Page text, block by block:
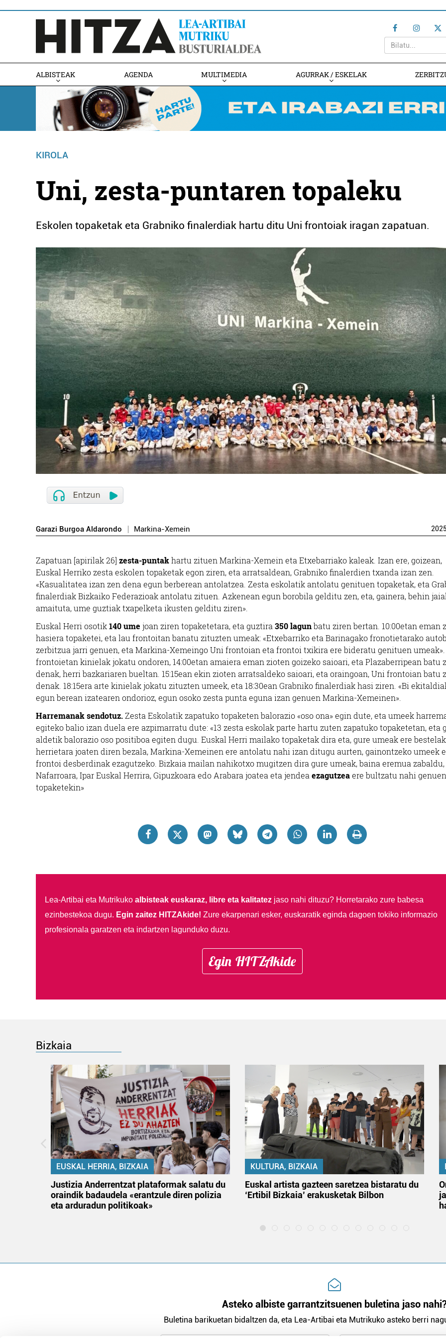
ALBISTEAK AGENDA MULTIMEDIA AGURRAK / ESKELAK
KIROLA
Uni, zesta-puntaren topaleku
Eskolen topaketak eta Grabniko finalerdiak hartu ditu Uni frontoiak iragan zapatuan.
Garazi Burgoa Aldarondo Markina-Xemein 2025
Zapatuan [apirilak 26] zesta-puntakhartu zituen Markina-Xemein eta Etxebarriako kaleak. Izan ere, goizean,
Euskal Herriko zesta eskolen topaketak egon ziren, eta arratsaldean, Grabniko finalerdien txanda izan zen.
«Kasualitatea izan zen dena egun berberean antolatzea. Zesta eskolatik antolatu genituen topaketak, eta
finalerdiak Bizkaiko Federazioak antolatu zituen. Azkenean egun borobila gelditu zen, eta, gainera, behin
amaituta, ume guztiak txapelketa ikusten gelditu ziren».
Euskal Herri osotik140 ume joan ziren topaketetara, eta guztira350 lagunbatu ziren bertan. 10:00etan eman
hasiera topaketei, eta lau frontoitan banatu zituzten umeak: «Etxebarriko eta Barinagako fronotietarako
zerbitzua jarri genuen, eta Markina-Xemeingo Uni frontoian eta frontoi txikira ere bideratu genituen umeak».
frontoietan kinielak jokatu ondoren, 14:00etan amaiera eman zioten goizeko saioari, eta Plazaberripean batu
denak, herri bazkariaren bueltan. 15:15ean ekin zioten arratsaldeko saioari, eta oraingoan, Uni frontoian batu
denak. 18:15era arte kinielak jokatu zituzten umeek, eta 18:30ean Grabniko finalerdiak hasi ziren. «Bi
egun berean izatearen ondorioz, egun osoko zesta punta eguna izan genuen Markina-Xemeinen».
Harremanak sendotuz.Zesta Eskolatik zapatuko topaketen balorazio «oso ona» egin dute, eta umeek
egiteko balio izan duela ere azpimarratu dute: «13 zesta eskolak parte hartu zuten zapatuko topaketetan, eta
aldetik balorazio oso positiboa egiten dugu. Euskal Herri mailako topaketak dira eta, gure umeak ere
herrietara joaten diren bezala, Markina-Xemeinen ere antolatu nahi izan ditugu aurten, gainontzeko umeek
frontoi desberdinak ezagutzeko. Bizkaia mailan nahikotxo mugitzen dira gure umeak, baina eremua
Nafarroara, Ipar Euskal Herrira, Gipuzkoara edo Arabara joatea eta jendeaezagutzeaere bultzatu nahi genuen
topaketekin»
Lea-Artibai eta Mutrikuko albisteak euskaraz, libre eta kalitatezjaso nahi dituzu? Horretarako zure babesa
ezinbestekoa dugu. Egin zaitez HITZAkide! Zure ekarpenari esker, euskaratik eginda dagoen tokiko informazio
profesionala garatzen eta indartzen lagunduko duzu.
Egin HITZAkide
Bizkaia
EUSKAL HERRIA, BIZKAIA
Justizia Anderrentzat plataformak salatu du
oraindik badaudela «erantzule diren polizia
eta arduradun politikoak»
KULTURA, BIZKAIA
Euskal artista gazteen saretzea bistaratu du
‘Ertibil Bizkaia’ erakusketak Bilbon
Asteko albiste garrantzitsuenen buletina jaso
Buletina barikuetan bidaltzen da, eta Lea-Artibai eta Mutrikuko asteko berri